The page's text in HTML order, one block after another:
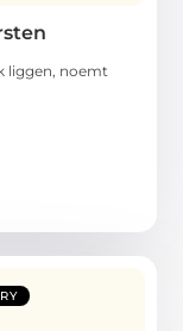
liggen, noemt